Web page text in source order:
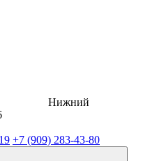
Нижний
+7 (909) 283-43-80